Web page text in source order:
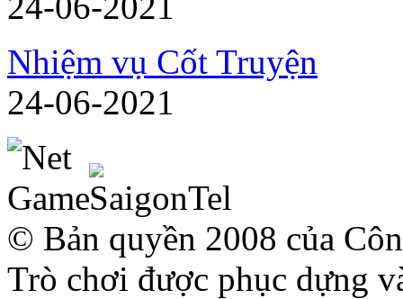
Nhiệm vụ Cốt Truyện
24-06-2021
© Bản quyền 2008 của
Trò chơi được phục dựng